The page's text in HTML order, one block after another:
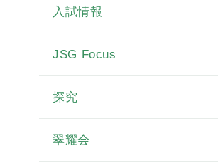
入試情報
JSG Focus
探究
翠耀会